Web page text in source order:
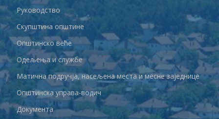
Руководство
Скупштина општине
Општинско веће
Одељења и службе
Матична подручја, насељена места и месне заједнице
Општинска управа-водич
Документа